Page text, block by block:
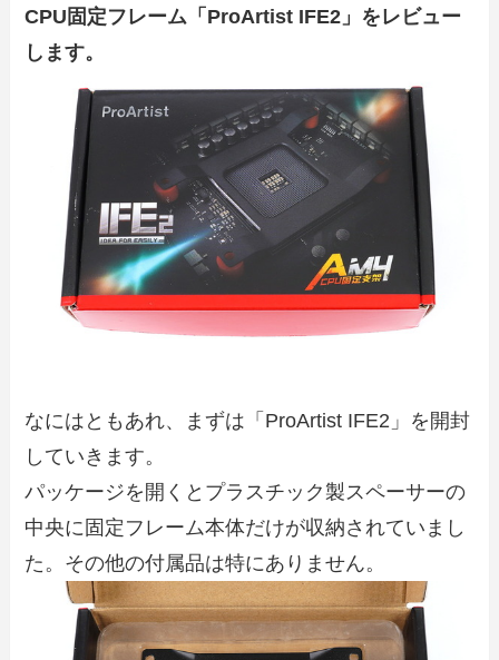
CPU固定フレーム「ProArtist IFE2」をレビュー
します。
なにはともあれ、まずは「ProArtist IFE2」を開封
していきます。
パッケージを開くとプラスチック製スペーサーの
中央に固定フレーム本体だけが収納されていまし
た。その他の付属品は特にありません。